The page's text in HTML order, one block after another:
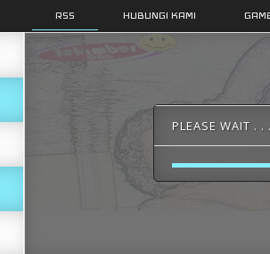
RSS HUBUNGI KAMI
PLEASE WAIT . .